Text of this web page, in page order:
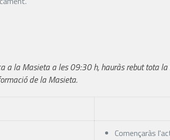
a la Masieta a les 09:30 h, hauràs rebut tota
de la Masieta.
Començaràs